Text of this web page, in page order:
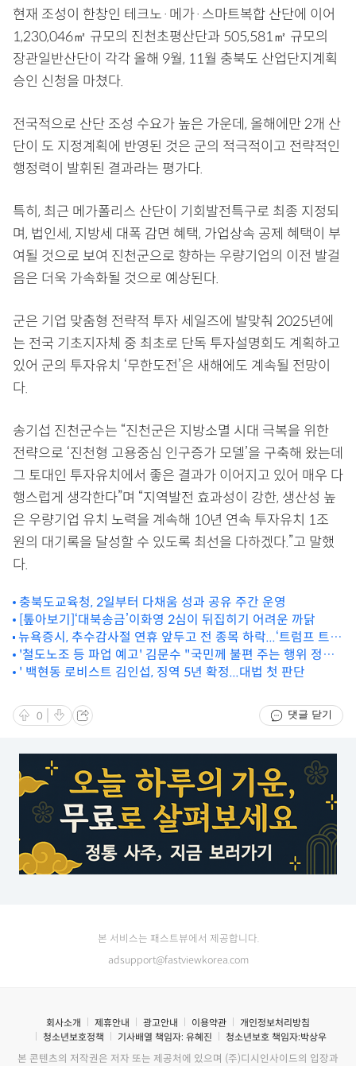
현재 조성이 한창인 테크노·메가·스마트복합 산단에 이어
1,230,046㎡ 규모의 진천초평산단과 505,581㎡ 규모의
장관일반산단이 각각 올해 9월, 11월 충북도 산업단지계획
승인 신청을 마쳤다.
전국적으로 산단 조성 수요가 높은 가운데, 올해에만 2개 산
단이 도 지정계획에 반영된 것은 군의 적극적이고 전략적인
행정력이 발휘된 결과라는 평가다.
특히, 최근 메가폴리스 산단이 기회발전특구로 최종 지정되
며, 법인세, 지방세 대폭 감면 혜택, 가업상속 공제 혜택이 부
여될 것으로 보여 진천군으로 향하는 우량기업의 이전 발걸
음은 더욱 가속화될 것으로 예상된다.
군은 기업 맞춤형 전략적 투자 세일즈에 발맞춰 2025년에
는 전국 기초지자체 중 최초로 단독 투자설명회도 계획하고
있어 군의 투자유치 ‘무한도전’은 새해에도 계속될 전망이
다.
송기섭 진천군수는 “진천군은 지방소멸 시대 극복을 위한
전략으로 ‘진천형 고용중심 인구증가 모델’을 구축해 왔는데
그 토대인 투자유치에서 좋은 결과가 이어지고 있어 매우 다
행스럽게 생각한다”며 “지역발전 효과성이 강한, 생산성 높
은 우량기업 유치 노력을 계속해 10년 연속 투자유치 1조
원의 대기록을 달성할 수 있도록 최선을 다하겠다.”고 말했
다.
충북도교육청, 2일부터 다채움 성과 공유 주간 운영
[톺아보기]‘대북송금’이화영 2심이 뒤집히기 어려운 까닭
뉴욕증시, 추수감사절 연휴 앞두고 전 종목 하락...‘트럼프 트레
이드’ 효과 퇴색
'철도노조 등 파업 예고' 김문수 "국민께 불편 주는 행위 정당
화 안돼"
' 백현동 로비스트 김인섭, 징역 5년 확정...대법 첫 판단
0 댓글 닫기
본 서비스는 패스트뷰에서 제공합니다.
adsupport@fastviewkorea.com
회사소개 제휴안내 광고안내 이용약관
개인정보처리방침
청소년보호정책
기사배열 책임자: 유혜진 청소년보호 책임자:박상우
본 콘텐츠의 저작권은 저자 또는 제공처에 있으며 (주)디시인사이드의 입장과